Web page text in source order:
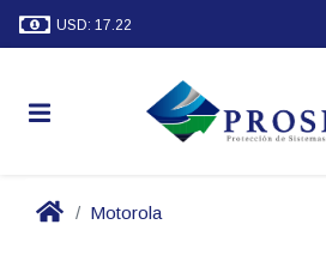
USD: 17.22
Motorola